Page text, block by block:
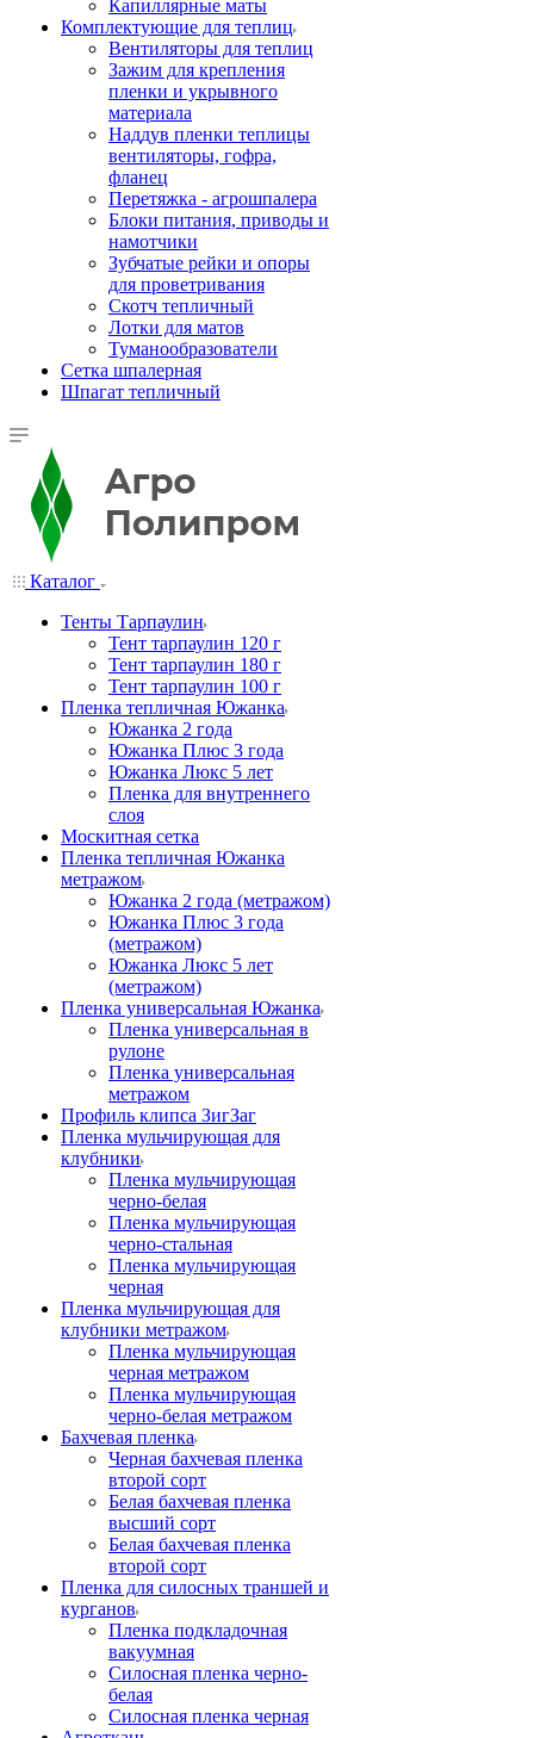
Капиллярные маты
Комплектующие для теплиц
Вентиляторы для теплиц
Зажим для крепления
пленки и укрывного
материала
Наддув пленки теплицы
вентиляторы, гофра,
фланец
Перетяжка - агрошпалера
Блоки питания, приводы и
намотчики
Зубчатые рейки и опоры
для проветривания
Скотч тепличный
Лотки для матов
Туманообразователи
Сетка шпалерная
Шпагат тепличный
Каталог
Тенты Тарпаулин
Тент тарпаулин 120 г
Тент тарпаулин 180 г
Тент тарпаулин 100 г
Пленка тепличная Южанка
Южанка 2 года
Южанка Плюс 3 года
Южанка Люкс 5 лет
Пленка для внутреннего
слоя
Москитная сетка
Пленка тепличная Южанка
метражом
Южанка 2 года (метражом)
Южанка Плюс 3 года
(метражом)
Южанка Люкс 5 лет
(метражом)
Пленка универсальная Южанка
Пленка универсальная в
рулоне
Пленка универсальная
метражом
Профиль клипса ЗигЗаг
Пленка мульчирующая для
клубники
Пленка мульчирующая
черно-белая
Пленка мульчирующая
черно-стальная
Пленка мульчирующая
черная
Пленка мульчирующая для
клубники метражом
Пленка мульчирующая
черная метражом
Пленка мульчирующая
черно-белая метражом
Бахчевая пленка
Черная бахчевая пленка
второй сорт
Белая бахчевая пленка
высший сорт
Белая бахчевая пленка
второй сорт
Пленка для силосных траншей и
курганов
Пленка подкладочная
вакуумная
Силосная пленка черно-
белая
Силосная пленка черная